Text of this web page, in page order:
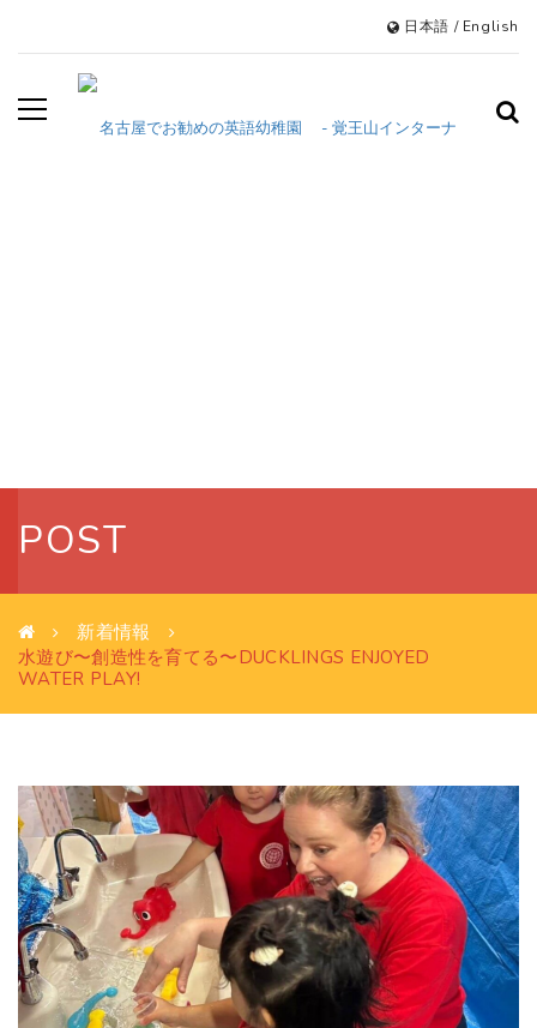
日本語 / English
POST
新着情報
水遊び〜創造性を育てる〜DUCKLINGS ENJOYED
WATER PLAY!